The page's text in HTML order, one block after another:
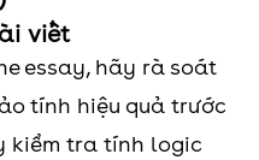
viết
essay, hãy rà soát
tính hiệu quả trước
kiểm tra tính logic